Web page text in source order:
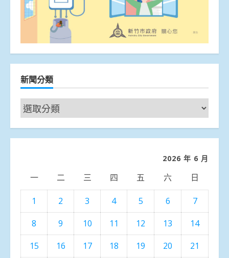
新聞分類
新
聞
分
2026 年 6 月
一 二 三 四 五 六 日
1 2 3 4 5 6
7
8
9 10 11 12 13
14
15
16 17 18 19 20
21